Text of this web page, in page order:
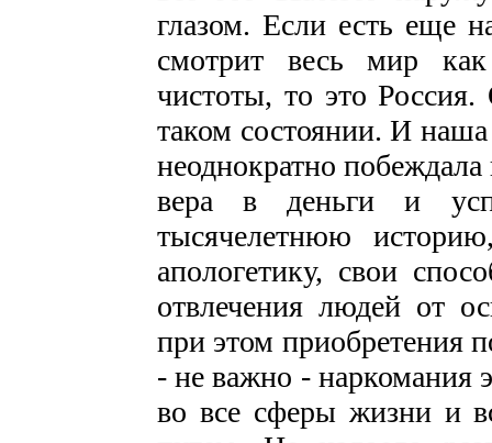
глазом. Если есть еще
смотрит весь мир
чистоты, то это
таком состоянии. И
неоднократно
вера в деньги и
тысячелетнюю
апологетику, свои
отвлечения людей от
при этом приобретения
- не важно - наркомания
во все сферы жизни и